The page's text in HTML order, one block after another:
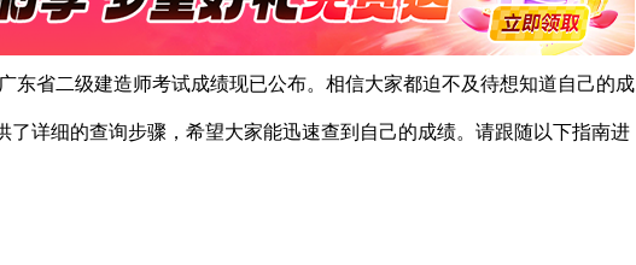
东省二级建造师考试成绩现已公布。相信大家都迫不及待想知道自己的成
了详细的查询步骤，希望大家能迅速查到自己的成绩。请跟随以下指南进